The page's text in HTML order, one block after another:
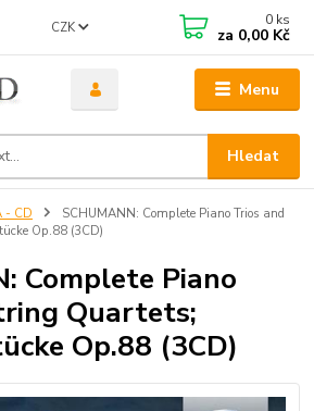
Menu
CZK
Hledat
0 ks
za 0,00 Kč
- CD
SCHUMANN: Complete Piano Trios and
Op.88 (3CD)
Complete Piano
Quartets;
Op.88 (3CD)